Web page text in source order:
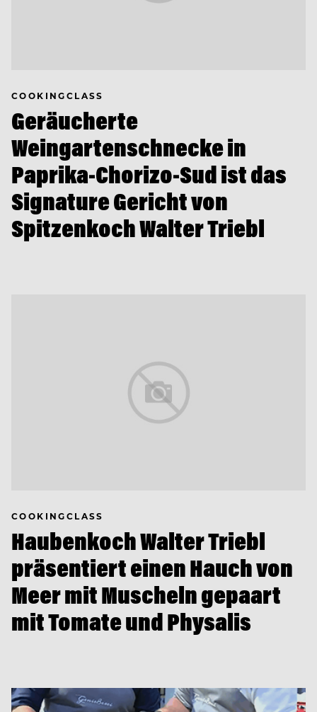
COOKINGCLASS
Geräucherte
Weingartenschnecke in
Paprika-Chorizo-Sud ist das
Signature Gericht von
Spitzenkoch Walter Triebl
COOKINGCLASS
Haubenkoch Walter Triebl
präsentiert einen Hauch von
Meer mit Muscheln gepaart
mit Tomate und Physalis